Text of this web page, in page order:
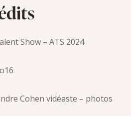
Show – ATS 2024
Cohen vidéaste – photos